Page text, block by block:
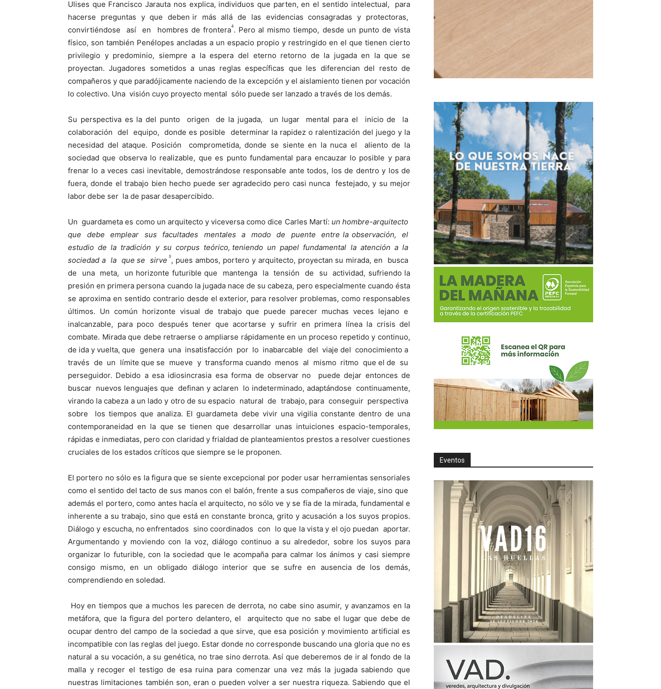
Ulises que Francisco Jarauta nos explica, individuos que parten, en el sentido intelectual, para
hacerse preguntas y que deben ir más allá de las evidencias consagradas y protectoras,
convirtiéndose así en hombres de frontera4. Pero al mismo tiempo, desde un punto de vista
físico, son también Penélopes ancladas a un espacio propio y restringido en el que tienen cierto
privilegio y predominio, siempre a la espera del eterno retorno de la jugada en la que se
proyectan. Jugadores sometidos a unas reglas específicas que les diferencian del resto de
compañeros y que paradójicamente naciendo de la excepción y el aislamiento tienen por vocación
lo colectivo. Una visión cuyo proyecto mental sólo puede ser lanzado a través de los demás.
Su perspectiva es la del punto origen de la jugada, un lugar mental para el inicio de la
colaboración del equipo, donde es posible determinar la rapidez o ralentización del juego y la
necesidad del ataque. Posición comprometida, donde se siente en la nuca el aliento de la
sociedad que observa lo realizable, que es punto fundamental para encauzar lo posible y para
frenar lo a veces casi inevitable, demostrándose responsable ante todos, los de dentro y los de
fuera, donde el trabajo bien hecho puede ser agradecido pero casi nunca festejado, y su mejor
labor debe ser la de pasar desapercibido.
Un guardameta es como un arquitecto y viceversa como dice Carles Martí: un hombre-arquitecto
que debe emplear sus facultades mentales a modo de puente entre la observación, el
estudio de la tradición y su corpus teórico, teniendo un papel fundamental la atención a la
sociedad a la que se sirve 5, pues ambos, portero y arquitecto, proyectan su mirada, en busca
de una meta, un horizonte futurible que mantenga la tensión de su actividad, sufriendo la
presión en primera persona cuando la jugada nace de su cabeza, pero especialmente cuando ésta
se aproxima en sentido contrario desde el exterior, para resolver problemas, como responsables
últimos. Un común horizonte visual de trabajo que puede parecer muchas veces lejano e
inalcanzable, para poco después tener que acortarse y sufrir en primera línea la crisis del
combate. Mirada que debe retraerse o ampliarse rápidamente en un proceso repetido y continuo,
de ida y vuelta, que genera una insatisfacción por lo inabarcable del viaje del conocimiento a
través de un límite que se mueve y transforma cuando menos al mismo ritmo que el de su
perseguidor. Debido a esa idiosincrasia esa forma de observar no puede dejar entonces de
buscar nuevos lenguajes que definan y aclaren lo indeterminado, adaptándose continuamente,
virando la cabeza a un lado y otro de su espacio natural de trabajo, para conseguir perspectiva
sobre los tiempos que analiza. El guardameta debe vivir una vigilia constante dentro de una
contemporaneidad en la que se tienen que desarrollar unas intuiciones espacio-temporales,
rápidas e inmediatas, pero con claridad y frialdad de planteamientos prestos a resolver cuestiones
cruciales de los estados críticos que siempre se le proponen.
El portero no sólo es la figura que se siente excepcional por poder usar herramientas sensoriales
como el sentido del tacto de sus manos con el balón, frente a sus compañeros de viaje, sino que
además el portero, como antes hacía el arquitecto, no sólo ve y se fía de la mirada, fundamental e
inherente a su trabajo, sino que está en constante bronca, grito y acusación a los suyos propios.
Diálogo y escucha, no enfrentados sino coordinados con lo que la vista y el ojo puedan aportar.
Argumentando y moviendo con la voz, diálogo continuo a su alrededor, sobre los suyos para
organizar lo futurible, con la sociedad que le acompaña para calmar los ánimos y casi siempre
consigo mismo, en un obligado diálogo interior que se sufre en ausencia de los demás,
comprendiendo en soledad.
Hoy en tiempos que a muchos les parecen de derrota, no cabe sino asumir, y avanzamos en la
metáfora, que la figura del portero delantero, el arquitecto que no sabe el lugar que debe de
ocupar dentro del campo de la sociedad a que sirve, que esa posición y movimiento artificial es
incompatible con las reglas del juego. Estar donde no corresponde buscando una gloria que no es
natural a su vocación, a su genética, no trae sino derrota. Así que deberemos de ir al fondo de la
malla y recoger el testigo de esa ruina para comenzar una vez más la jugada sabiendo que
nuestras limitaciones también son, eran o pueden volver a ser nuestra riqueza. Sabiendo que el
Eventos